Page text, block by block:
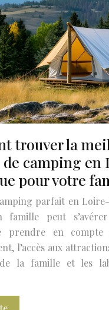
trouver la
camping en
pour votre
parfait en
famille peut
prendre en compte
l’accès aux
de la famille et les